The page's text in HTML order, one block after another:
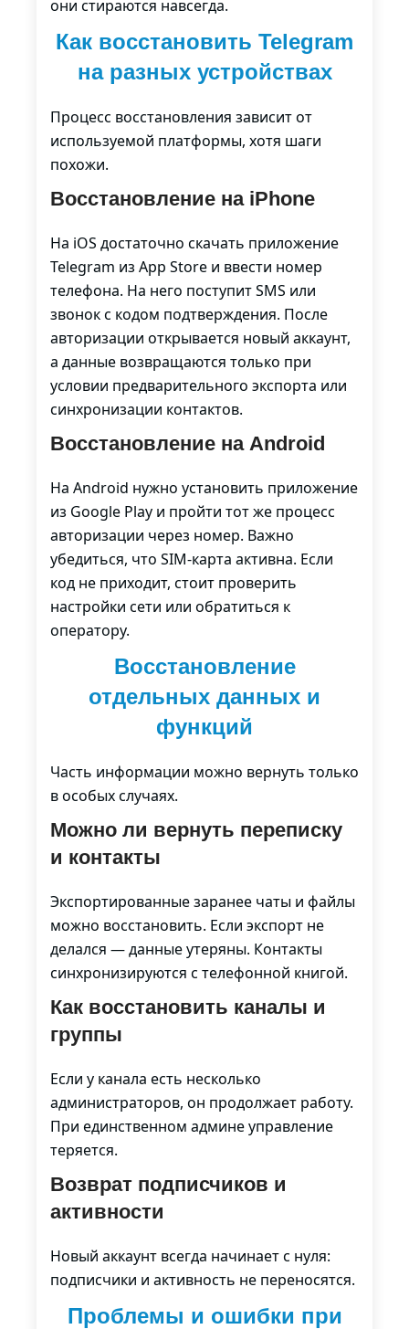
они стираются навсегда.
Как восстановить Telegram
на разных устройствах
Процесс восстановления зависит от
используемой платформы, хотя шаги
похожи.
Восстановление на iPhone
На iOS достаточно скачать приложение
Telegram из App Store и ввести номер
телефона. На него поступит SMS или
звонок с кодом подтверждения. После
авторизации открывается новый аккаунт,
а данные возвращаются только при
условии предварительного экспорта или
синхронизации контактов.
Восстановление на Android
На Android нужно установить приложение
из Google Play и пройти тот же процесс
авторизации через номер. Важно
убедиться, что SIM-карта активна. Если
код не приходит, стоит проверить
настройки сети или обратиться к
оператору.
Восстановление
отдельных данных и
функций
Часть информации можно вернуть только
в особых случаях.
Можно ли вернуть переписку
и контакты
Экспортированные заранее чаты и файлы
можно восстановить. Если экспорт не
делался — данные утеряны. Контакты
синхронизируются с телефонной книгой.
Как восстановить каналы и
группы
Если у канала есть несколько
администраторов, он продолжает работу.
При единственном админе управление
теряется.
Возврат подписчиков и
активности
Новый аккаунт всегда начинает с нуля:
подписчики и активность не переносятся.
Проблемы и ошибки при